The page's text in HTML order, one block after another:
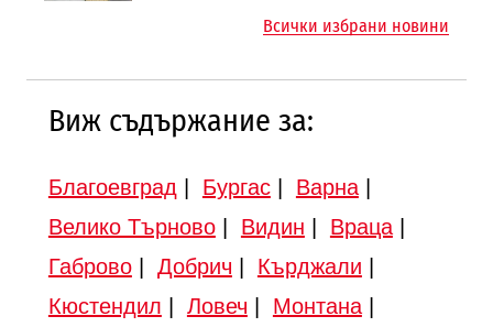
Всички избрани новини
Виж съдържание за:
Благоевград Бургас| Варна|
Велико Търново| Видин Враца|
Габрово| Добрич Кърджали
Кюстендил
Ловеч Монтана|